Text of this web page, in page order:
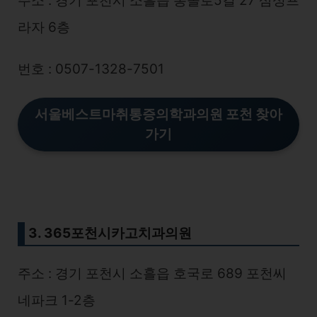
라자 6층
번호 : 0507-1328-7501
서울베스트마취통증의학과의원 포천 찾아
가기
3. 365포천시카고치과의원
주소 : 경기 포천시 소흘읍 호국로 689 포천씨
네파크 1-2층